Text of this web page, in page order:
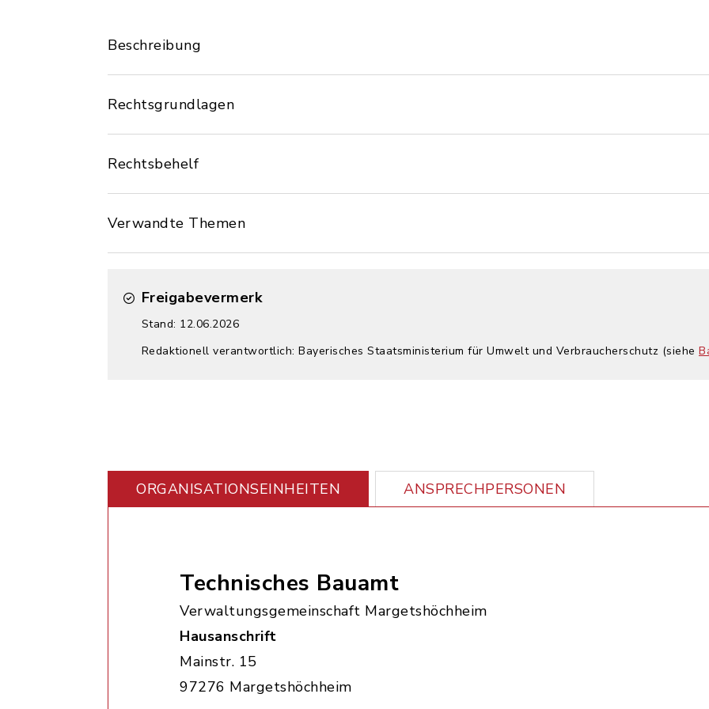
Beschreibung
Rechtsgrundlagen
Rechtsbehelf
Verwandte Themen
Freigabevermerk
Stand: 12.06.2026
Redaktionell verantwortlich: Bayerisches Staatsministerium für Umwelt und Verbraucherschutz (siehe
ORGANISATIONS­EINHEITEN ANSPRECHPERSONEN
Technisches Bauamt
Verwaltungsgemeinschaft Margetshöchheim
Hausanschrift
Mainstr. 15
97276 Margetshöchheim